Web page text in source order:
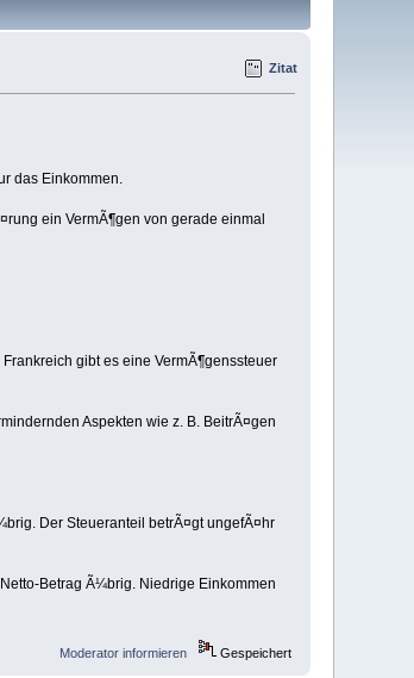
Zitat
das Einkommen.
ein VermÃ¶gen von gerade einmal
gibt es eine VermÃ¶genssteuer
Aspekten wie z. B. BeitrÃ¤gen
Der Steueranteil betrÃ¤gt ungefÃ¤hr
Betrag Ã¼brig. Niedrige Einkommen
Moderator informieren Gespeichert